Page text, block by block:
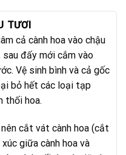
950.000₫.
TƯƠI
cả cành hoa vào chậu
đấy mới cắm vào
Vệ sinh bình và cả gốc
bỏ hết các loại tạp
thối hoa.
cắt vát cành hoa (cắt
giữa cành hoa và